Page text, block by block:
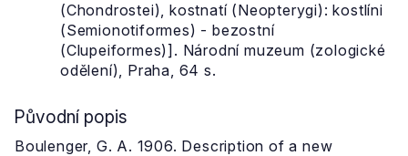
(Chondrostei), kostnatí (Neopterygi): kostlíni
(Semionotiformes) - bezostní
(Clupeiformes)]. Národní muzeum (zologické
odělení), Praha, 64 s.
Původní popis
Boulenger, G. A. 1906. Description of a new